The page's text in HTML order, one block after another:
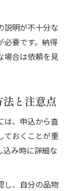
対策とは
比較ポイン
のコツ
から分析
の比較
説明が不十分な
必要です。納得
場合は依頼を見
と注意点
は、申込から査
ておくことが重
込み時に詳細な
し、自分の品物